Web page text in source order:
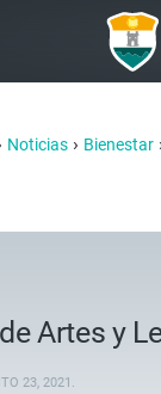
Noticias › Bienestar
Artes y
23, 2021 .